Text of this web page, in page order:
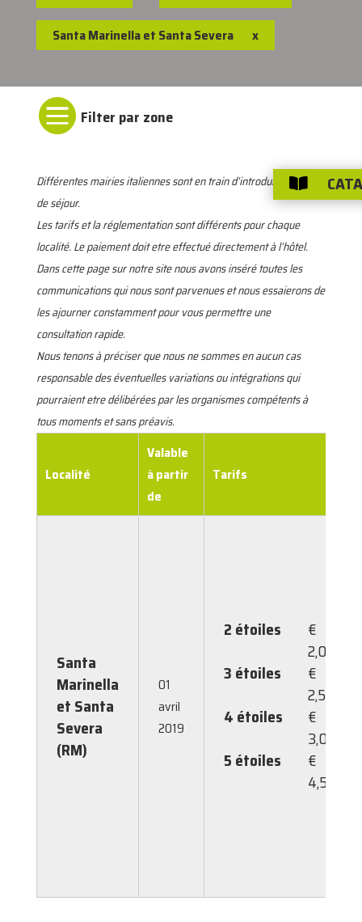
Santa Marinella et Santa Severa x

Différentes mairies italiennes sont en train d’introduire la taxe
de séjour.
Les tarifs et la réglementation sont différents pour chaque
localité. Le paiement doit etre effectué directement à l’hôtel.
Dans cette page sur notre site nous avons inséré toutes les
communications qui nous sont parvenues et nous essaierons de
les ajourner constamment pour vous permettre une
consultation rapide.
Nous tenons à préciser que nous ne sommes en aucun cas
responsable des éventuelles variations ou intégrations qui
pourraient etre délibérées par les organismes compétents à
tous moments et sans préavis.
Localité
Valable
à partir
de
Tarifs
Santa
Marinella
et Santa
Severa
(RM)
01
avril
2019
2 étoiles
€
2,00
3 étoiles
€
2,50
4 étoiles
€
3,00
5 étoiles
€
4,50
